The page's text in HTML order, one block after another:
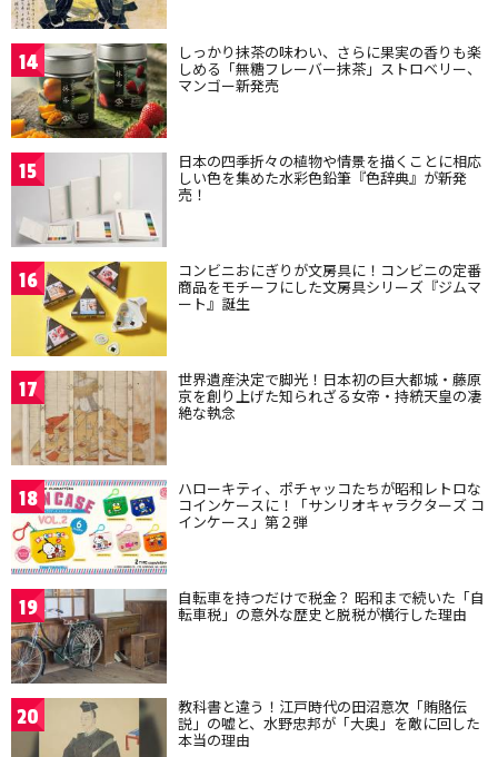
14 しっかり抹茶の味わい、さらに果実の香りも楽
しめる「無糖フレーバー抹茶」ストロベリー、
マンゴー新発売
15 日本の四季折々の植物や情景を描くことに相応
しい色を集めた水彩色鉛筆『色辞典』が新発
売！
16 コンビニおにぎりが文房具に！コンビニの定番
商品をモチーフにした文房具シリーズ『ジムマ
ート』誕生
17 世界遺産決定で脚光！日本初の巨大都城・藤原
京を創り上げた知られざる女帝・持統天皇の凄
絶な執念
18 ハローキティ、ポチャッコたちが昭和レトロな
コインケースに！「サンリオキャラクターズ コ
インケース」第２弾
19 自転車を持つだけで税金？ 昭和まで続いた「自
転車税」の意外な歴史と脱税が横行した理由
20 教科書と違う！江戸時代の田沼意次「賄賂伝
説」の嘘と、水野忠邦が「大奥」を敵に回した
本当の理由